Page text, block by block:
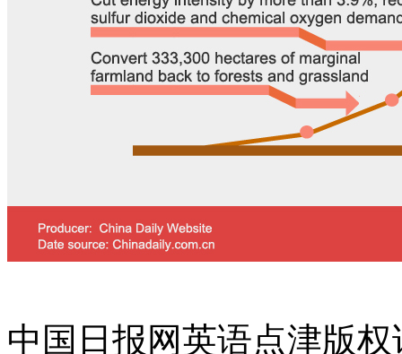
中国日报网英语点津版